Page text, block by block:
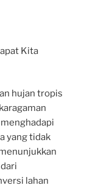
Kita
hujan tropis
yang tidak
lahan